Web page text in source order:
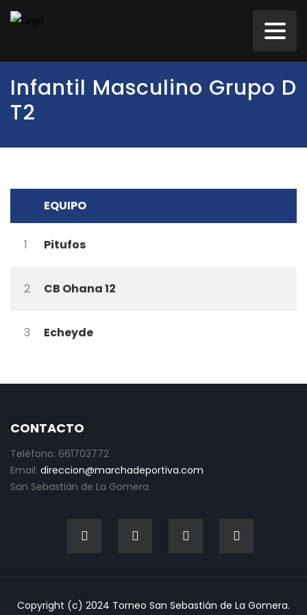
Infantil Masculino Grupo D
T2
EQUIPO
1 Pitufos
2 CB Ohana 12
3 Echeyde
CONTACTO
Teléfono: 661703772
Email: direccion@marchadeportiva.com
San Sebastián de La Gomera
Copyright (c) 2024 Torneo San Sebastián de La Gomera.